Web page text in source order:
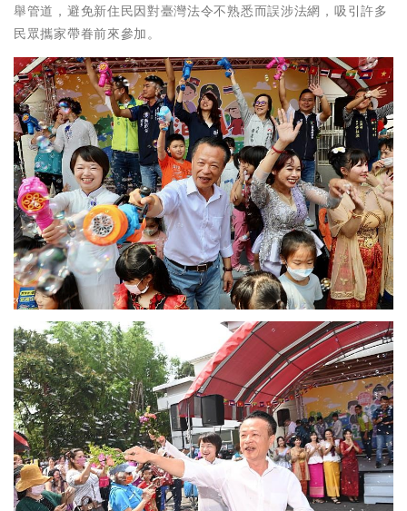
舉管道，避免新住民因對臺灣法令不熟悉而誤涉法網，吸引許多
民眾攜家帶眷前來參加。